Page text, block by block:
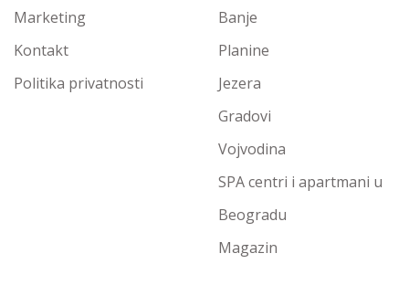
Marketing
Kontakt
Politika privatnosti
Banje
Planine
Jezera
Gradovi
Vojvodina
SPA centri i apartmani u
Beogradu
Magazin